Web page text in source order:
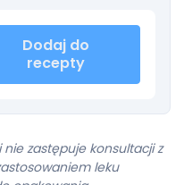
Dodaj do
recepty
zastępuje konsultacji z
leku